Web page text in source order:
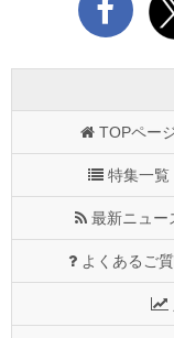
TOPペー
特集一覧
最新ニュー
よくあるご